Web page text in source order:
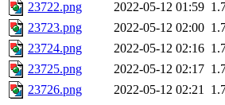
23722.png
2022-05-12 01:59
23723.png
2022-05-12 02:00
23724.png
2022-05-12 02:16
23725.png
2022-05-12 02:17
23726.png
2022-05-12 02:21